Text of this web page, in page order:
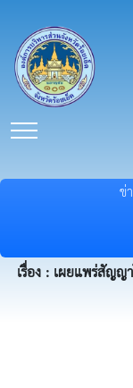
ข่
เรื่อง : เผยแพร่สัญญ